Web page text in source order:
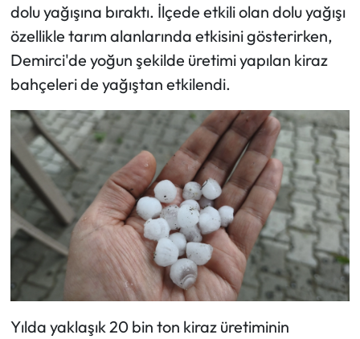
dolu yağışına bıraktı. İlçede etkili olan dolu yağışı
özellikle tarım alanlarında etkisini gösterirken,
Demirci'de yoğun şekilde üretimi yapılan kiraz
bahçeleri de yağıştan etkilendi.
Yılda yaklaşık 20 bin ton kiraz üretiminin